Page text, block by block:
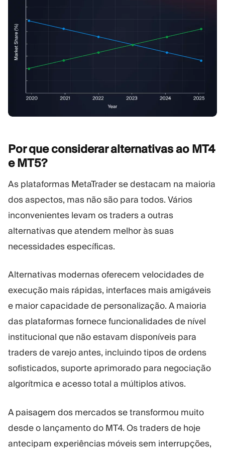
Por que considerar alternativas ao MT4
eMT5?
As plataformas MetaTrader se destacam na maioria
dos aspectos, mas não são para todos. Vários
inconvenientes levam os traders a outras
alternativas que atendem melhor às suas
necessidades específicas.
Alternativas modernas oferecem velocidades de
execução mais rápidas, interfaces mais amigáveis
e maior capacidade de personalização. A maioria
das plataformas fornece funcionalidades de nível
institucional que não estavam disponíveis para
traders de varejo antes, incluindo tipos de ordens
sofisticados, suporte aprimorado para negociação
algorítmica e acesso total a múltiplos ativos.
A paisagem dos mercados se transformou muito
desde o lançamento do MT4. Os traders de hoje
antecipam experiências móveis sem interrupções,